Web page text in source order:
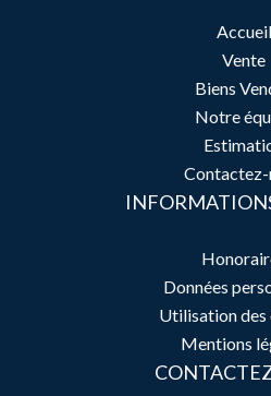
Accueil
Vente
Biens
Notre
Contactez-
Données
Utilisation des
Mentions